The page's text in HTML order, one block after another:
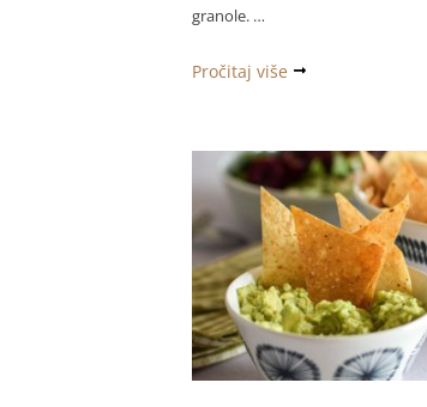
granole. …
Kikiriki
čokoladom
Pročitaj više